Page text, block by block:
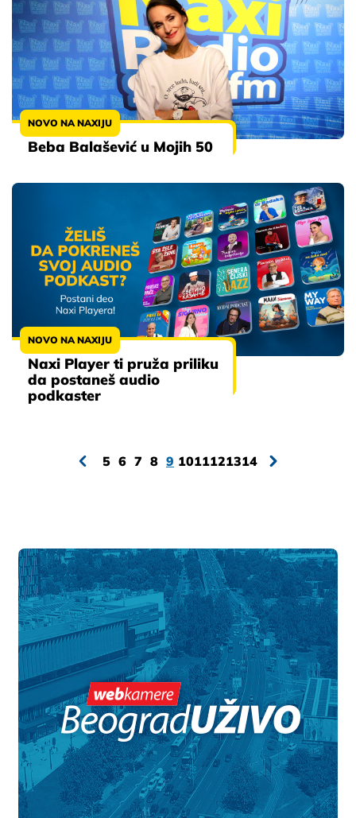
NOVO NA NAXIJU
Beba Balašević u Mojih 50
NOVO NA NAXIJU
Naxi Player ti pruža priliku
da postaneš audio
podkaster
5 6 7 8 9 1011121314